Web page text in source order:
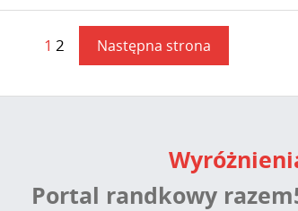
1 2 Następna strona
Portal randkowy